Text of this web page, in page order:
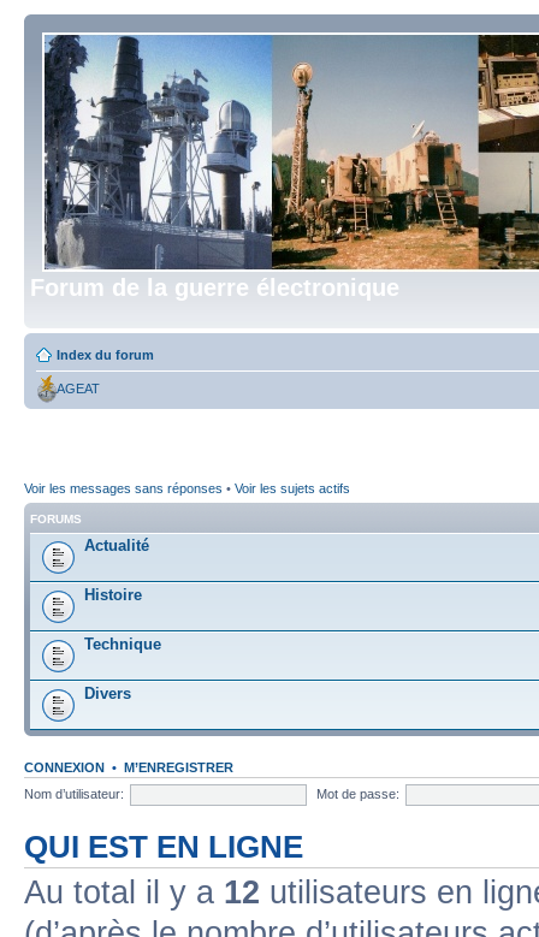
Forum de la guerre électronique
Index du forum
AGEAT
Voir les messages sans réponses • Voir les sujets actifs
FORUMS
Actualité
Histoire
Technique
Divers
CONNEXION • M’ENREGISTRER
Nom d’utilisateur:
Mot de passe:
QUI EST EN LIGNE
Au total il y a 12 utilisateurs en